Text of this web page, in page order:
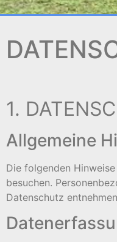
1.
Allgemeine
Die folgenden
besuchen.
Datenschutz